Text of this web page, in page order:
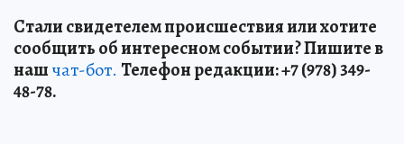
Стали свидетелем происшествия или хотите
сообщить об интересном событии? Пишите в
нашчат-бот. Телефон редакции: +7 (978) 349-
48-78.